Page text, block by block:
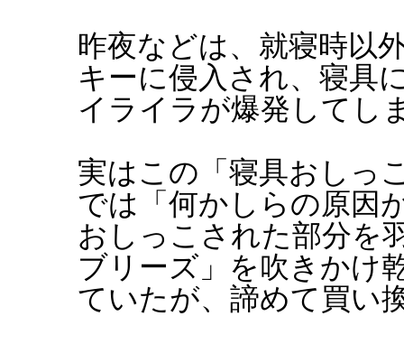
昨夜などは、就寝時以
キーに侵入され、寝具
イライラが爆発してし
実はこの「寝具おしっ
では「何かしらの原因
おしっこされた部分を
ブリーズ」を吹きかけ
ていたが、諦めて買い